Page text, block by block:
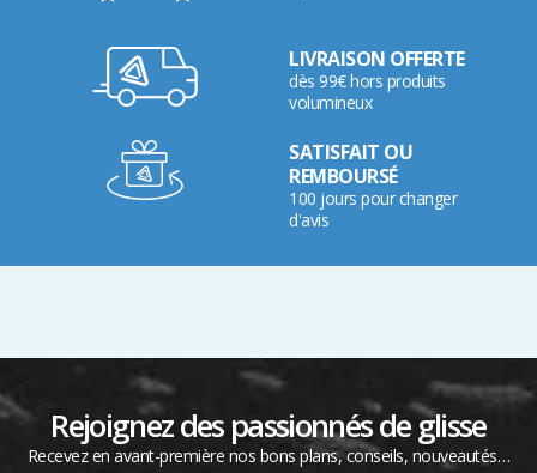
LIVRAISON OFFERTE
dès 99€ hors produits
volumineux
SATISFAIT OU
REMBOURSÉ
100 jours pour changer
d'avis
Rejoignez des passionnés de glisse
Recevez en avant-première nos bons plans, conseils, nouveautés…